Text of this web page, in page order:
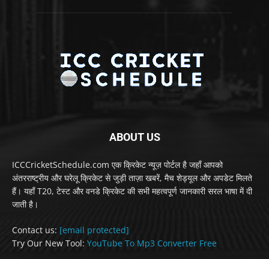
ABOUT US
ICCCricketSchedule.com एक क्रिकेट न्यूज़ पोर्टल है जहाँ आपको
अंतरराष्ट्रीय और घरेलू क्रिकेट से जुड़ी ताज़ा खबरें, मैच शेड्यूल और अपडेट मिलते
हैं। यहाँ T20, टेस्ट और वनडे क्रिकेट की सभी महत्वपूर्ण जानकारी सरल भाषा में दी
जाती है।
Contact us: [email protected]
Try Our New Tool: YouTube To Mp3 Converter Free